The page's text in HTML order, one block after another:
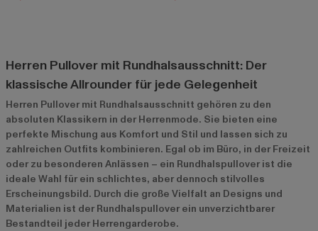
Herren Pullover mit Rundhalsausschnitt: Der
klassische Allrounder für jede Gelegenheit
Herren Pullover mit Rundhalsausschnitt gehören zu den
absoluten Klassikern in der Herrenmode. Sie bieten eine
perfekte Mischung aus Komfort und Stil und lassen sich zu
zahlreichen Outfits kombinieren. Egal ob im Büro, in der Freizeit
oder zu besonderen Anlässen – ein Rundhalspullover ist die
ideale Wahl für ein schlichtes, aber dennoch stilvolles
Erscheinungsbild. Durch die große Vielfalt an Designs und
Materialien ist der Rundhalspullover ein unverzichtbarer
Bestandteil jeder Herrengarderobe.